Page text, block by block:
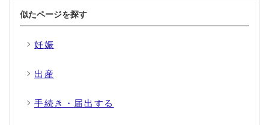
似たページを探す
妊娠
出産
手続き・届出する